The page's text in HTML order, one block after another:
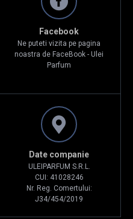
Facebook
Ne puteti vizita pe pagina
noastra de FaceBook - Ulei
Parfum
Date companie
ULEIPARFUM S.R.L.
CUI: 41028246
Nr. Reg. Comertului:
J34/454/2019